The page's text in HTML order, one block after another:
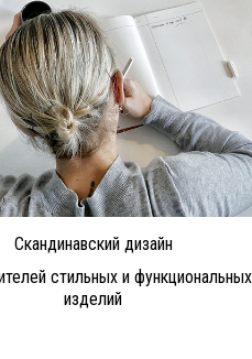
Скандинавский дизайн
стильных и функциональных
изделий